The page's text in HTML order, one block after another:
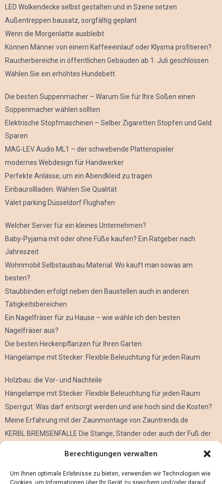
Berechtigungen verwalten
Um Ihnen optimale Erlebnisse zu bieten, verwenden wir Technologien wie
Cookies, um Informationen über Ihr Gerät zu speichern und/oder darauf
LED Wolkendecke selbst gestalten und in Szene setzen
Außentreppen bausatz, sorgfältig geplant
Wenn die Morgenlatte ausbleibt
Können Männer von einem Kaffeeeinlauf oder Klysma profitieren?
Raucherbereiche in öffentlichen Gebäuden ab 1. Juli geschlossen
Wählen Sie ein erhöhtes Hundebett
Die besten Suppenmacher – Warum Sie für Ihre Soßen einen
Soppenmacher wählen sollten
Elektrische Stopfmaschinen – Selber Zigaretten Stopfen und Geld
Sparen
MAG-LEV Audio ML1 – der schwebende Plattenspieler
modernes Webdesign für Handwerker
Perfekte Anlässe, um ein Abendkleid zu tragen
Einbaurollladen. Wählen Sie Qualität
Valet parking Düsseldorf Flughafen
Welcher Server für ein kleines Unternehmen?
Baby-Pyjama mit oder ohne Füße kaufen? Ein Ratgeber nach
Jahreszeit
Wohnmobil Selbstausbau Material: Wo kauft man sowas am
besten?
Staubbinden erfolgt neben den Baustellen auch in anderen
Tätigkeitsbereichen
Ein Nagelfräser für zu Hause – wie wähle ich den besten
Nagelfräser aus?
Die besten Heckenpflanzen für Ihren Garten
Hängelampe mit Stecker: Flexible Beleuchtung für jeden Raum
Holzbau: die Vor- und Nachteile
Hängelampe mit Stecker: Flexible Beleuchtung für jeden Raum
Sperrgut: Was darf entsorgt werden und wie hoch sind die Kosten?
Meine Erfahrung mit der Zaunmontage von Zauntrends.de
KERBL BREMSENFALLE Die Stange, Ständer oder auch der Fuß der
Alles über Metall Schleifen